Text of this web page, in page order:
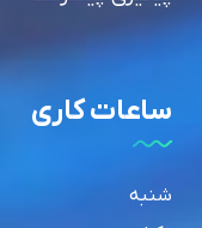
ساعات کاری
شنبه